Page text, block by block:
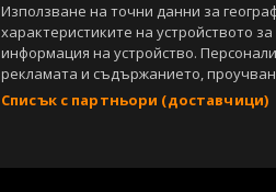
Използване на точни данни за
характеристиките на устройството
информация на устройство.
рекламата и съдържанието,
Списък с партньори (доставчици)